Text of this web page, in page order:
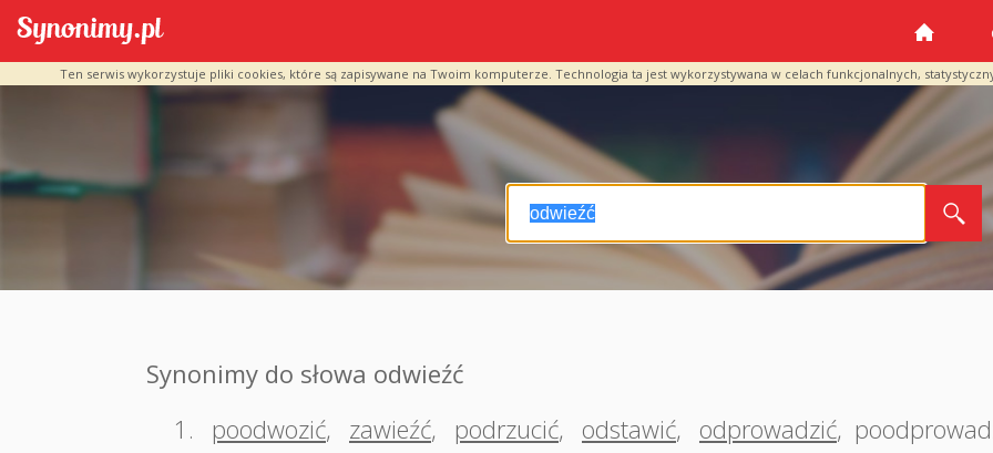
Ten serwis wykorzystuje pliki cookies, które są zapisywane na Twoim komputerze. Technologia ta jest wykorzystywana w celach funkcjonalnych,
Synonimy do słowa odwieźć
1.
poodwozić, zawieźć, podrzucić, odstawić, odprowadzić,